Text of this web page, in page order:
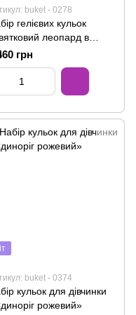
buket - 0278
гелієвих кульок
леопард в
грн
buket - 0374
кульок для дівчинки
рожевий»